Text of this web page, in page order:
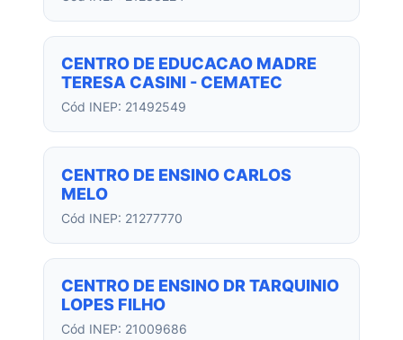
CENTRO DE EDUCACAO MADRE
TERESA CASINI - CEMATEC
Cód INEP: 21492549
CENTRO DE ENSINO CARLOS
MELO
Cód INEP: 21277770
CENTRO DE ENSINO DR TARQUINIO
LOPES FILHO
Cód INEP: 21009686